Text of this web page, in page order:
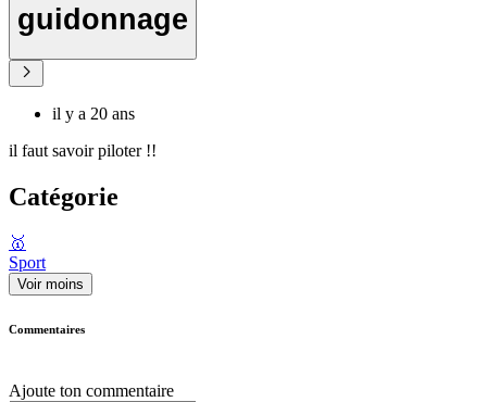
guidonnage
il y a 20 ans
il faut savoir piloter !!
Catégorie
🥇
Sport
Voir moins
Commentaires
Ajoute ton commentaire